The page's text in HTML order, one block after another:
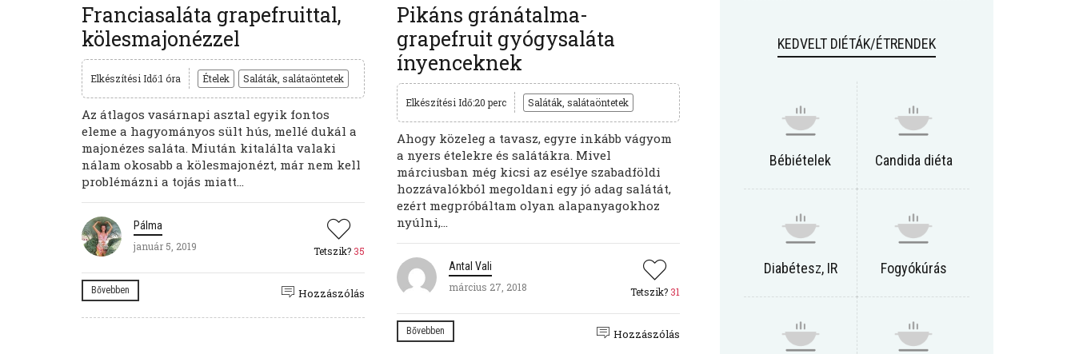
Franciasaláta grapefruittal,
kölesmajonézzel
Elkészítési Idő:1 óra Ételek Saláták, salátaöntetek
Az átlagos vasárnapi asztal egyik fontos
eleme a hagyományos sült hús, mellé dukál a
majonézes saláta. Miután kitalálta valaki
nálam okosabb a kölesmajonézt, már nem kell
problémázni a tojás miatt...
Pálma
január 5, 2019
Tetszik? 35
Bővebben Hozzászólás
Pikáns gránátalma-
grapefruit gyógysaláta
ínyenceknek
Elkészítési Idő:20 perc Saláták, salátaöntetek
Ahogy közeleg a tavasz, egyre inkább vágyom
a nyers ételekre és salátákra. Mivel
márciusban még kicsi az esélye szabadföldi
hozzávalókból megoldani egy jó adag salátát,
ezért megpróbáltam olyan alapanyagokhoz
nyúlni,...
Antal Vali
március 27, 2018
Tetszik? 31
Bővebben Hozzászólás
KEDVELT DIÉTÁK/ÉTRENDEK
Bébiételek Candida diéta
Diabétesz, IR Fogyókúrás